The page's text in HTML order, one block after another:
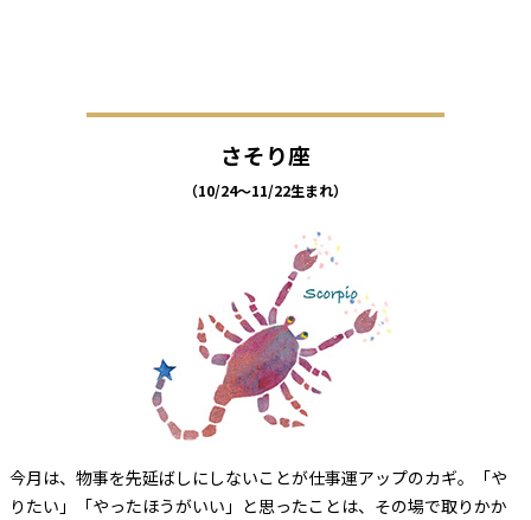
さそり座
（10/24～11/22生まれ）
今月は、物事を先延ばしにしないことが仕事運アップのカギ。「や
りたい」「やったほうがいい」と思ったことは、その場で取りかか